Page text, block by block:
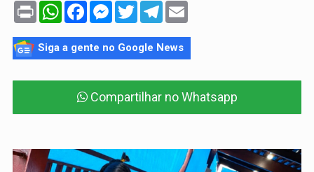
Print WhatsAppFacebookMessenger
TwitterTelegram
Siga a gente no Google News
Compartilhar no Whatsapp